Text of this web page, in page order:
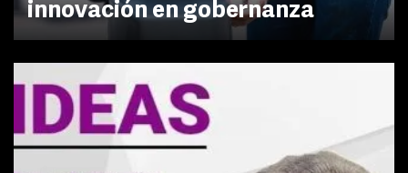
innovación en gobernanza